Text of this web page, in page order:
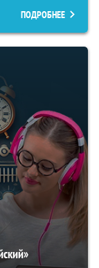
ПОДРОБНЕЕ